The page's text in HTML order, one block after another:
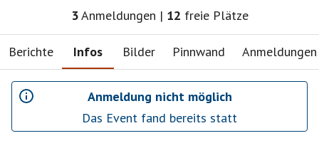
3Anmeldungen | 12 freie Plätze
Berichte Infos Bilder Pinnwand Anmeldungen
Anmeldung nicht möglich
Das Event fand bereits statt